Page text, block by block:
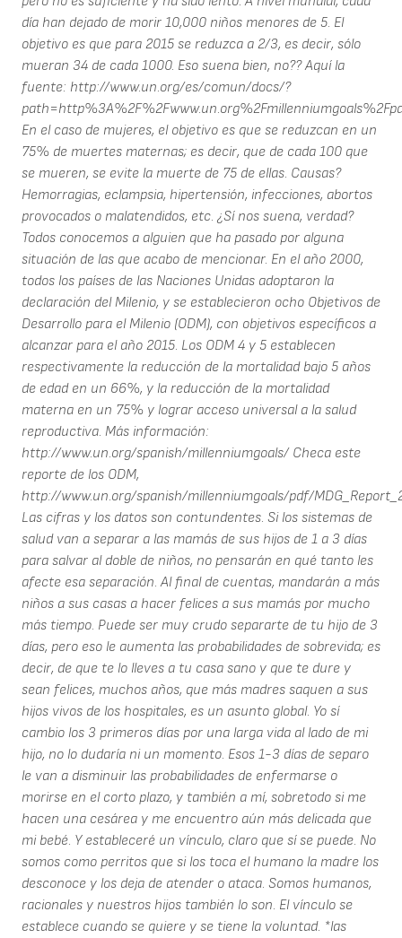
día han dejado de morir 10,000 niños menores de 5. El
objetivo es que para 2015 se reduzca a 2/3, es decir, sólo
mueran 34 de cada 1000. Eso suena bien, no?? Aquí la
fuente: http://www.un.org/es/comun/docs/?
En el caso de mujeres, el objetivo es que se reduzcan en un
75% de muertes maternas; es decir, que de cada 100 que
se mueren, se evite la muerte de 75 de ellas. Causas?
Hemorragias, eclampsia, hipertensión, infecciones, abortos
provocados o malatendidos, etc. ¿Sí nos suena, verdad?
Todos conocemos a alguien que ha pasado por alguna
situación de las que acabo de mencionar. En el año 2000,
todos los países de las Naciones Unidas adoptaron la
declaración del Milenio, y se establecieron ocho Objetivos de
Desarrollo para el Milenio (ODM), con objetivos específicos a
alcanzar para el año 2015. Los ODM 4 y 5 establecen
respectivamente la reducción de la mortalidad bajo 5 años
de edad en un 66%, y la reducción de la mortalidad
materna en un 75% y lograr acceso universal a la salud
reproductiva. Más información:
http://www.un.org/spanish/millenniumgoals/ Checa este
reporte de los ODM,
http://www.un.org/spanish/millenniumgoals/pdf/
Las cifras y los datos son contundentes. Si los sistemas de
salud van a separar a las mamás de sus hijos de 1 a 3 días
para salvar al doble de niños, no pensarán en qué tanto les
afecte esa separación. Al final de cuentas, mandarán a más
niños a sus casas a hacer felices a sus mamás por mucho
más tiempo. Puede ser muy crudo separarte de tu hijo de 3
días, pero eso le aumenta las probabilidades de sobrevida; es
decir, de que te lo lleves a tu casa sano y que te dure y
sean felices, muchos años, que más madres saquen a sus
hijos vivos de los hospitales, es un asunto global. Yo sí
cambio los 3 primeros días por una larga vida al lado de mi
hijo, no lo dudaría ni un momento. Esos 1-3 días de separo
le van a disminuir las probabilidades de enfermarse o
morirse en el corto plazo, y también a mí, sobretodo si me
hacen una cesárea y me encuentro aún más delicada que
mi bebé. Y estableceré un vínculo, claro que sí se puede. No
somos como perritos que si los toca el humano la madre los
desconoce y los deja de atender o ataca. Somos humanos,
racionales y nuestros hijos también lo son. El vínculo se
establece cuando se quiere y se tiene la voluntad. *las